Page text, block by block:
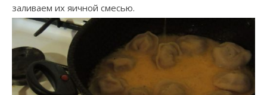
заливаем их яичной смесью.